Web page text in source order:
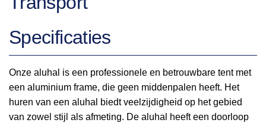
Specificaties
Onze aluhal is een professionele en betrouwbare tent met
een aluminium frame, die geen middenpalen heeft. Het
huren van een aluhal biedt veelzijdigheid op het gebied
van zowel stijl als afmeting. De aluhal heeft een doorloop